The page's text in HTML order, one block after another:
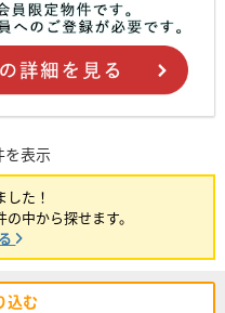
を表示
した！
の中から探せます。
込む